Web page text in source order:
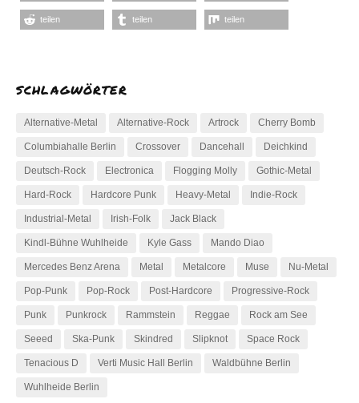
teilen teilen teilen
SCHLAGWÖRTER
Alternative-Metal Alternative-Rock Artrock Cherry Bomb
Columbiahalle Berlin Crossover Dancehall Deichkind
Deutsch-Rock Electronica Flogging Molly Gothic-Metal
Hard-Rock Hardcore Punk Heavy-Metal Indie-Rock
Industrial-Metal Irish-Folk Jack Black
Kindl-Bühne Wuhlheide Kyle Gass Mando Diao
Mercedes Benz Arena Metal Metalcore Muse Nu-Metal
Pop-Punk Pop-Rock Post-Hardcore Progressive-Rock
Punk Punkrock Rammstein Reggae Rock am See
Seeed Ska-Punk Skindred Slipknot Space Rock
Tenacious D Verti Music Hall Berlin Waldbühne Berlin
Wuhlheide Berlin